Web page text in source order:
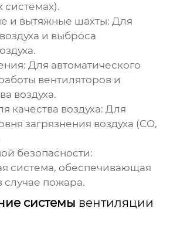
системах).
и вытяжные шахты: Для
и выброса
Для автоматического
вентиляторов и
воздуха.
качества воздуха: Для
загрязнения воздуха (CO,
безопасности:
система, обеспечивающая
случае пожара.
системы вентиляции